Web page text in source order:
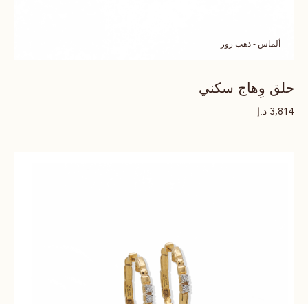
ألماس - ذهب روز
حلق وِهاج سكني
3,814 د.إ